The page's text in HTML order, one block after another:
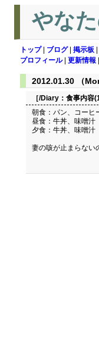
やな
トップ| ブログ| 掲示板
プロフィール| 更新情報
2012.01.30 （
［/Diary： 食事内容
朝食：パン、コーヒ
昼食：牛丼、味噌汁
夕食：牛丼、味噌汁
妻の咳が止まらない